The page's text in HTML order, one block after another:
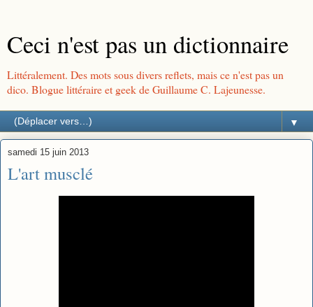
Ceci n'est pas un dictionnaire
Littéralement. Des mots sous divers reflets, mais ce n'est pas un
dico. Blogue littéraire et geek de Guillaume C. Lajeunesse.
▼
samedi 15 juin 2013
L'art musclé